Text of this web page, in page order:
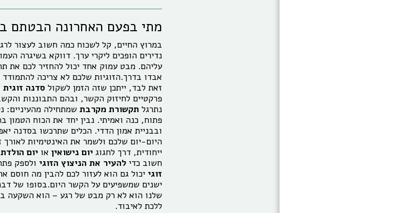
מתי בפעם האחרונה הבטתם
במרוץ החיים, קל לשכוח כמה חשוב לעצור
נדירים הופכים ליקרי ערך. דווקא בשיגרה
עליהם. מבט עמוק אחד יכול להחזיר לכם את
אבדו בדרך.הזוגיות שלכם לא צריכה
זאת לבד, ייתכן שזה הזמן לשקול סדנה זוגית
פרקטיים לחיזוק הקשר, ובהם התבוננות
נתרגל תקשורת מקרבתשמתחילה מהעיניים:
פתוח, כנה ואמיתי. נבין יחד את הכוח
ובבניית אמון הדדי. הכלים שתרכשו בסדנה
היום-יום שלכם ולשמר את האינטימיות לאורך
ייחודית, דרך לחגוג יום נישואיןאו יום הולדת
חשוב כדי להעיר את הניצוץ הזוגי ולספק
זוגי יכול גם הוא לעזור לכם להבין מה חוסם
ישנים שמשפיעים על הקשר היום.בסופו של
שלנו הוא לא רק מבט של רגע – הוא השקעה
ללכת לאיבוד.